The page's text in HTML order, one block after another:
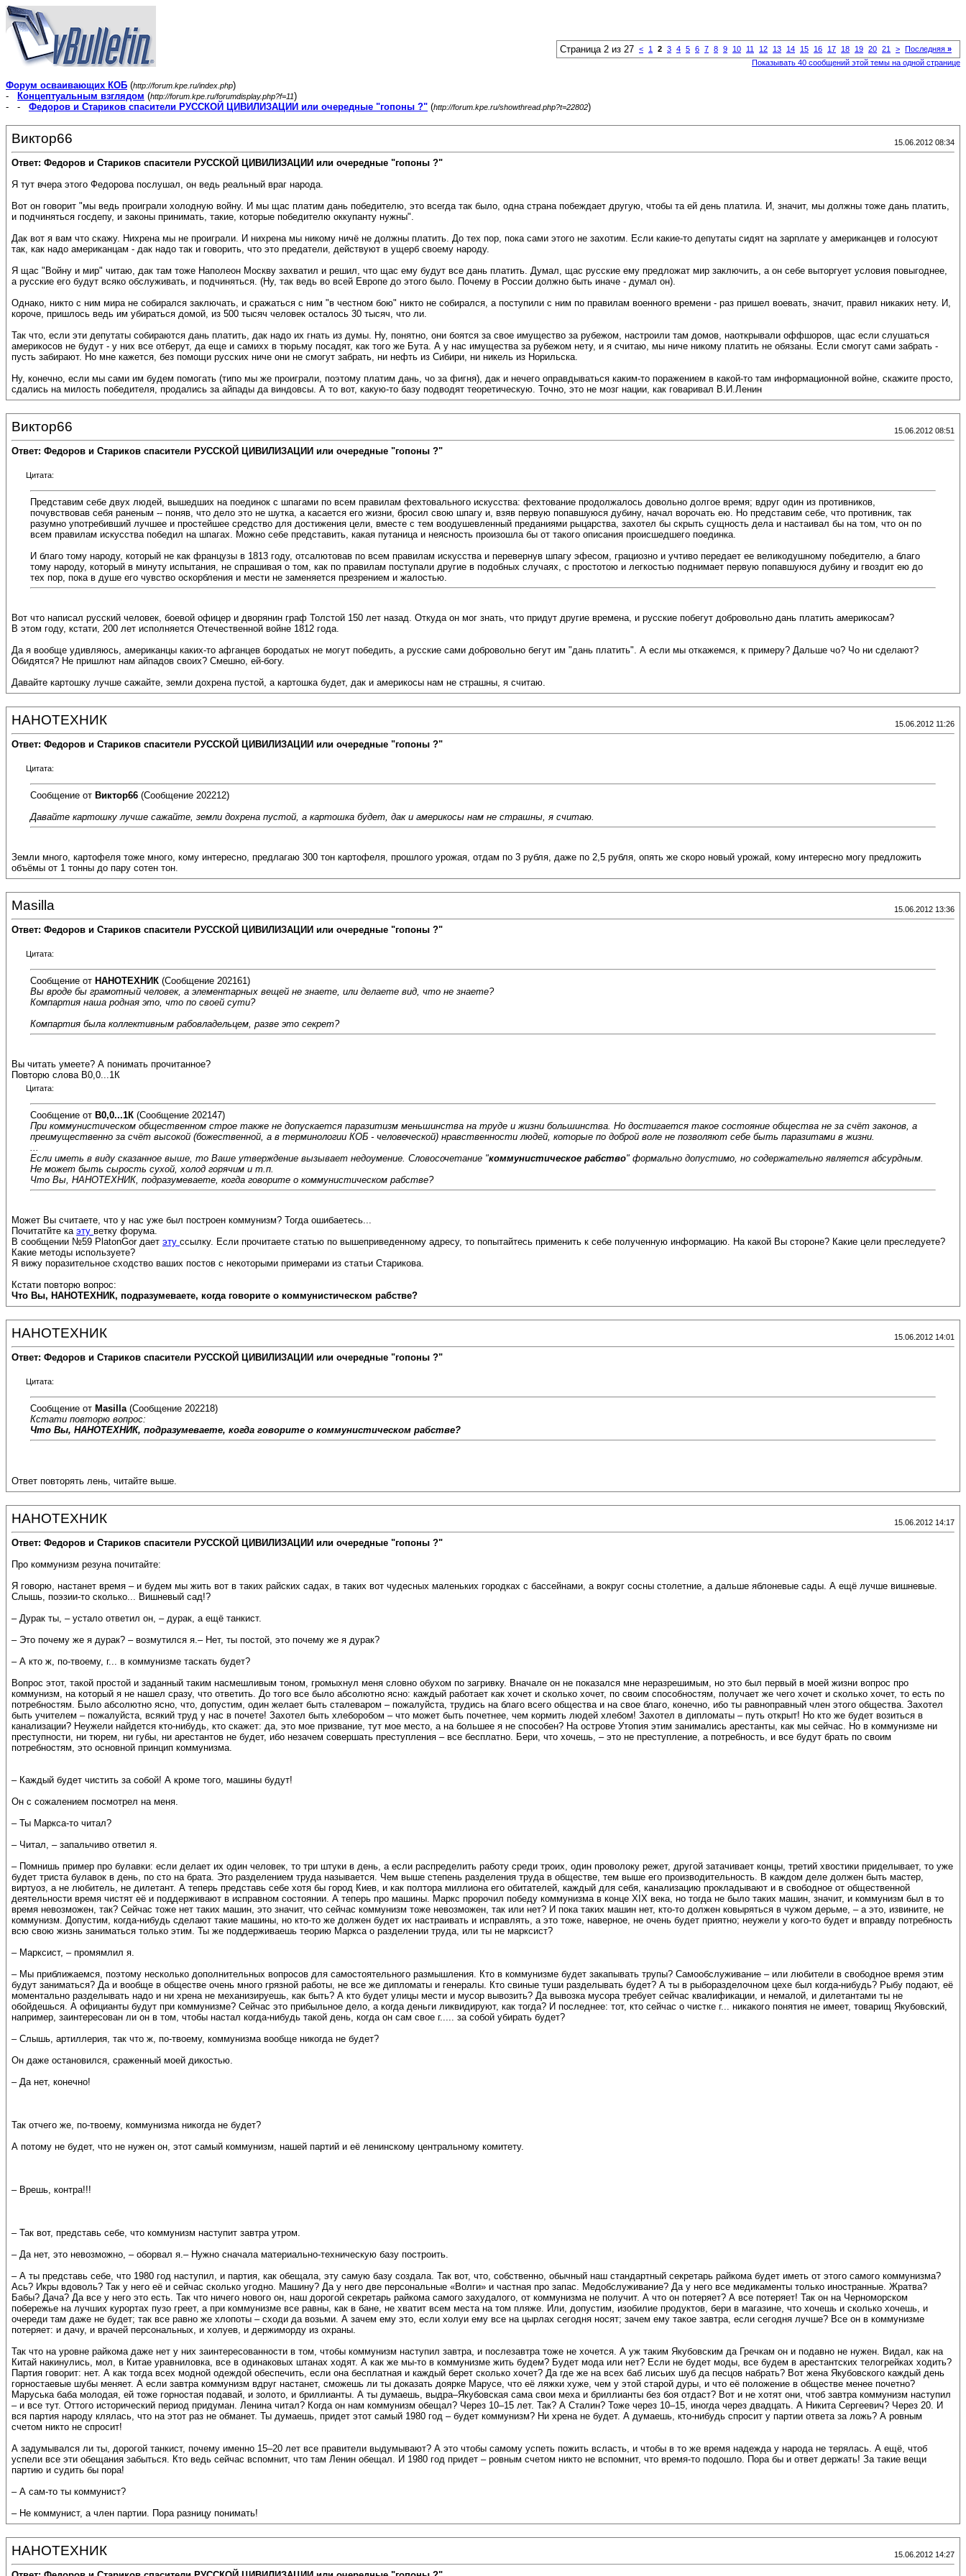
Страница 2 из 27 < 1 2 3 4 5 6 7 8 9 10 11 12 13 14 15 16 17 18 19 20 21 > Последняя »
Показывать 40 сообщений этой темы на одной странице
Форум осваивающих КОБ (http://forum.kpe.ru/index.php)
-
Концептуальным взглядом (http://forum.kpe.ru/forumdisplay.php?f=11)
- - Федоров и Стариков спасители РУССКОЙ ЦИВИЛИЗАЦИИ или очередные "гопоны ?" (http://forum.kpe.ru/showthread.php?t=22802)
Виктор66 15.06.2012 08:34
Ответ: Федоров и Стариков спасители РУССКОЙ ЦИВИЛИЗАЦИИ или очередные "гопоны ?"
Я тут вчера этого Федорова послушал, он ведь реальный враг народа.
Вот он говорит "мы ведь проиграли холодную войну. И мы щас платим дань победителю, это всегда так было, одна страна побеждает другую, чтобы та ей день платила. И, значит, мы должны тоже дань платить,
и подчиняться госдепу, и законы принимать, такие, которые победителю оккупанту нужны".
Дак вот я вам что скажу. Нихрена мы не проиграли. И нихрена мы никому ничё не должны платить. До тех пор, пока сами этого не захотим. Если какие-то депутаты сидят на зарплате у американцев и голосуют
так, как надо американцам - дак надо так и говорить, что это предатели, действуют в ущерб своему народу.
Я щас "Войну и мир" читаю, дак там тоже Наполеон Москву захватил и решил, что щас ему будут все дань платить. Думал, щас русские ему предложат мир заключить, а он себе выторгует условия повыгоднее,
а русские его будут всяко обслуживать, и подчиняться. (Ну, так ведь во всей Европе до этого было. Почему в России должно быть иначе - думал он).
Однако, никто с ним мира не собирался заключать, и сражаться с ним "в честном бою" никто не собирался, а поступили с ним по правилам военного времени - раз пришел воевать, значит, правил никаких нету. И,
короче, пришлось ведь им убираться домой, из 500 тысяч человек осталось 30 тысяч, что ли.
Так что, если эти депутаты собираются дань платить, дак надо их гнать из думы. Ну, понятно, они боятся за свое имущество за рубежом, настроили там домов, наоткрывали оффшоров, щас если слушаться
америкосов не будут - у них все отберут, да еще и самихх в тюрьму посадят, как того же Бута. А у нас имущества за рубежом нету, и я считаю, мы ниче никому платить не обязаны. Если смогут сами забрать -
пусть забирают. Но мне кажется, без помощи русских ниче они не смогут забрать, ни нефть из Сибири, ни никель из Норильска.
Ну, конечно, если мы сами им будем помогать (типо мы же проиграли, поэтому платим дань, чо за фигня), дак и нечего оправдываться каким-то поражением в какой-то там информационной войне, скажите просто,
сдались на милость победителя, продались за айпады да виндовсы. А то вот, какую-то базу подводят теоретическую. Точно, это не мозг нации, как говаривал В.И.Ленин
Виктор66 15.06.2012 08:51
Ответ: Федоров и Стариков спасители РУССКОЙ ЦИВИЛИЗАЦИИ или очередные "гопоны ?"
Цитата:
Представим себе двух людей, вышедших на поединок с шпагами по всем правилам фехтовального искусства: фехтование продолжалось довольно долгое время; вдруг один из противников,
почувствовав себя раненым -- поняв, что дело это не шутка, а касается его жизни, бросил свою шпагу и, взяв первую попавшуюся дубину, начал ворочать ею. Но представим себе, что противник, так
разумно употребивший лучшее и простейшее средство для достижения цели, вместе с тем воодушевленный преданиями рыцарства, захотел бы скрыть сущность дела и настаивал бы на том, что он по
всем правилам искусства победил на шпагах. Можно себе представить, какая путаница и неясность произошла бы от такого описания происшедшего поединка.
И благо тому народу, который не как французы в 1813 году, отсалютовав по всем правилам искусства и перевернув шпагу эфесом, грациозно и учтиво передает ее великодушному победителю, а благо
тому народу, который в минуту испытания, не спрашивая о том, как по правилам поступали другие в подобных случаях, с простотою и легкостью поднимает первую попавшуюся дубину и гвоздит ею до
тех пор, пока в душе его чувство оскорбления и мести не заменяется презрением и жалостью.
Вот что написал русский человек, боевой офицер и дворянин граф Толстой 150 лет назад. Откуда он мог знать, что придут другие времена, и русские побегут добровольно дань платить америкосам?
В этом году, кстати, 200 лет исполняется Отечественной войне 1812 года.
Да я вообще удивляюсь, американцы каких-то афганцев бородатых не могут победить, а русские сами добровольно бегут им "дань платить". А если мы откажемся, к примеру? Дальше чо? Чо ни сделают?
Обидятся? Не пришлют нам айпадов своих? Смешно, ей-богу.
Давайте картошку лучше сажайте, земли дохрена пустой, а картошка будет, дак и америкосы нам не страшны, я считаю.
НАНОТЕХНИК 15.06.2012 11:26
Ответ: Федоров и Стариков спасители РУССКОЙ ЦИВИЛИЗАЦИИ или очередные "гопоны ?"
Цитата:
Сообщение от Виктор66 (Сообщение 202212)
Давайте картошку лучше сажайте, земли дохрена пустой, а картошка будет, дак и америкосы нам не страшны, я считаю.
Земли много, картофеля тоже много, кому интересно, предлагаю 300 тон картофеля, прошлого урожая, отдам по 3 рубля, даже по 2,5 рубля, опять же скоро новый урожай, кому интересно могу предложить
объёмы от 1 тонны до пару сотен тон.
Masilla 15.06.2012 13:36
Ответ: Федоров и Стариков спасители РУССКОЙ ЦИВИЛИЗАЦИИ или очередные "гопоны ?"
Цитата:
Сообщение от НАНОТЕХНИК (Сообщение 202161)
Вы вроде бы грамотный человек, а элементарных вещей не знаете, или делаете вид, что не знаете?
Компартия наша родная это, что по своей сути?
Компартия была коллективным рабовладельцем, разве это секрет?
Вы читать умеете? А понимать прочитанное?
Повторю слова В0,0...1К
Цитата:
Сообщение от В0,0...1К (Сообщение 202147)
При коммунистическом общественном строе также не допускается паразитизм меньшинства на труде и жизни большинства. Но достигается такое состояние общества не за счёт законов, а
преимущественно за счёт высокой (божественной, а в терминологии КОБ - человеческой) нравственности людей, которые по доброй воле не позволяют себе быть паразитами в жизни.
Если иметь в виду сказанное выше, то Ваше утверждение вызывает недоумение. Словосочетание "коммунистическое рабство" формально допустимо, но содержательно является абсурдным.
Не может быть сырость сухой, холод горячим и т.п.
Что Вы, НАНОТЕХНИК, подразумеваете, когда говорите о коммунистическом рабстве?
Может Вы считаете, что у нас уже был построен коммунизм? Тогда ошибаетесь...
Почитатйте ка эту ветку форума.
В сообщении №59 PlatonGor дает эту ссылку. Если прочитаете статью по вышеприведенному адресу, то попытайтесь применить к себе полученную информацию. На какой Вы стороне? Какие цели преследуете?
Какие методы используете?
Я вижу поразительное сходство ваших постов с некоторыми примерами из статьи Старикова.
Кстати повторю вопрос:
Что Вы, НАНОТЕХНИК, подразумеваете, когда говорите о коммунистическом рабстве?
НАНОТЕХНИК 15.06.2012 14:01
Ответ: Федоров и Стариков спасители РУССКОЙ ЦИВИЛИЗАЦИИ или очередные "гопоны ?"
Цитата:
Сообщение от Masilla (Сообщение 202218)
Кстати повторю вопрос:
Что Вы, НАНОТЕХНИК, подразумеваете, когда говорите о коммунистическом рабстве?
Ответ повторять лень, читайте выше.
НАНОТЕХНИК 15.06.2012 14:17
Ответ: Федоров и Стариков спасители РУССКОЙ ЦИВИЛИЗАЦИИ или очередные "гопоны ?"
Про коммунизм резуна почитайте:
Я говорю, настанет время – и будем мы жить вот в таких райских садах, в таких вот чудесных маленьких городках с бассейнами, а вокруг сосны столетние, а дальше яблоневые сады. А ещё лучше вишневые.
Слышь, поэзии-то сколько... Вишневый сад!?
– Дурак ты, – устало ответил он, – дурак, а ещё танкист.
– Это почему же я дурак? – возмутился я.– Нет, ты постой, это почему же я дурак?
– А кто ж, по-твоему, г... в коммунизме таскать будет?
Вопрос этот, такой простой и заданный таким насмешливым тоном, громыхнул меня словно обухом по загривку. Вначале он не показался мне неразрешимым, но это был первый в моей жизни вопрос про
коммунизм, на который я не нашел сразу, что ответить. До того все было абсолютно ясно: каждый работает как хочет и сколько хочет, по своим способностям, получает же чего хочет и сколько хочет, то есть по
потребностям. Было абсолютно ясно, что, допустим, один желает быть сталеваром – пожалуйста, трудись на благо всего общества и на свое благо, конечно, ибо ты равноправный член этого общества. Захотел
быть учителем – пожалуйста, всякий труд у нас в почете! Захотел быть хлеборобом – что может быть почетнее, чем кормить людей хлебом! Захотел в дипломаты – путь открыт! Но кто же будет возиться в
канализации? Неужели найдется кто-нибудь, кто скажет: да, это мое призвание, тут мое место, а на большее я не способен? На острове Утопия этим занимались арестанты, как мы сейчас. Но в коммунизме ни
преступности, ни тюрем, ни губы, ни арестантов не будет, ибо незачем совершать преступления – все бесплатно. Бери, что хочешь, – это не преступление, а потребность, и все будут брать по своим
потребностям, это основной принцип коммунизма.
– Каждый будет чистить за собой! А кроме того, машины будут!
Он с сожалением посмотрел на меня.
– Ты Маркса-то читал?
– Читал, – запальчиво ответил я.
– Помнишь пример про булавки: если делает их один человек, то три штуки в день, а если распределить работу среди троих, один проволоку режет, другой затачивает концы, третий хвостики приделывает, то уже
будет триста булавок в день, по сто на брата. Это разделением труда называется. Чем выше степень разделения труда в обществе, тем выше его производительность. В каждом деле должен быть мастер,
виртуоз, а не любитель, не дилетант. А теперь представь себе хотя бы город Киев, и как полтора миллиона его обитателей, каждый для себя, канализацию прокладывают и в свободное от общественной
деятельности время чистят её и поддерживают в исправном состоянии. А теперь про машины. Маркс пророчил победу коммунизма в конце XIX века, но тогда не было таких машин, значит, и коммунизм был в то
время невозможен, так? Сейчас тоже нет таких машин, это значит, что сейчас коммунизм тоже невозможен, так или нет? И пока таких машин нет, кто-то должен ковыряться в чужом дерьме, – а это, извините, не
коммунизм. Допустим, когда-нибудь сделают такие машины, но кто-то же должен будет их настраивать и исправлять, а это тоже, наверное, не очень будет приятно; неужели у кого-то будет и вправду потребность
всю свою жизнь заниматься только этим. Ты же поддерживаешь теорию Маркса о разделении труда, или ты не марксист?
– Марксист, – промямлил я.
– Мы приближаемся, поэтому несколько дополнительных вопросов для самостоятельного размышления. Кто в коммунизме будет закапывать трупы? Самообслуживание – или любители в свободное время этим
будут заниматься? Да и вообще в обществе очень много грязной работы, не все же дипломаты и генералы. Кто свиные туши разделывать будет? А ты в рыборазделочном цехе был когда-нибудь? Рыбу подают, её
моментально разделывать надо и ни хрена не механизируешь, как быть? А кто будет улицы мести и мусор вывозить? Да вывозка мусора требует сейчас квалификации, и немалой, и дилетантами ты не
обойдешься. А официанты будут при коммунизме? Сейчас это прибыльное дело, а когда деньги ликвидируют, как тогда? И последнее: тот, кто сейчас о чистке г... никакого понятия не имеет, товарищ Якубовский,
например, заинтересован ли он в том, чтобы настал когда-нибудь такой день, когда он сам свое г..... за собой убирать будет?
– Слышь, артиллерия, так что ж, по-твоему, коммунизма вообще никогда не будет?
Он даже остановился, сраженный моей дикостью.
– Да нет, конечно!
Так отчего же, по-твоему, коммунизма никогда не будет?
А потому не будет, что не нужен он, этот самый коммунизм, нашей партий и её ленинскому центральному комитету.
– Врешь, контра!!!
– Так вот, представь себе, что коммунизм наступит завтра утром.
– Да нет, это невозможно, – оборвал я.– Нужно сначала материально-техническую базу построить.
– А ты представь себе, что 1980 год наступил, и партия, как обещала, эту самую базу создала. Так вот, что, собственно, обычный наш стандартный секретарь райкома будет иметь от этого самого коммунизма?
Ась? Икры вдоволь? Так у него её и сейчас сколько угодно. Машину? Да у него две персональные «Волги» и частная про запас. Медобслуживание? Да у него все медикаменты только иностранные. Жратва?
Бабы? Дача? Да все у него это есть. Так что ничего нового он, наш дорогой секретарь райкома самого захудалого, от коммунизма не получит. А что он потеряет? А все потеряет! Так он на Черноморском
побережье на лучших курортах пузо греет, а при коммунизме все равны, как в бане, не хватит всем места на том пляже. Или, допустим, изобилие продуктов, бери в магазине, что хочешь и сколько хочешь, и
очереди там даже не будет; так все равно же хлопоты – сходи да возьми. А зачем ему это, если холуи ему все на цырлах сегодня носят; зачем ему такое завтра, если сегодня лучше? Все он в коммунизме
потеряет: и дачу, и врачей персональных, и холуев, и держиморду из охраны.
Так что на уровне райкома даже нет у них заинтересованности в том, чтобы коммунизм наступил завтра, и послезавтра тоже не хочется. А уж таким Якубовским да Гречкам он и подавно не нужен. Видал, как на
Китай накинулись, мол, в Китае уравниловка, все в одинаковых штанах ходят. А как же мы-то в коммунизме жить будем? Будет мода или нет? Если не будет моды, все будем в арестантских телогрейках ходить?
Партия говорит: нет. А как тогда всех модной одеждой обеспечить, если она бесплатная и каждый берет сколько хочет? Да где же на всех баб лисьих шуб да песцов набрать? Вот жена Якубовского каждый день
горностаевые шубы меняет. А если завтра коммунизм вдруг настанет, сможешь ли ты доказать доярке Марусе, что её ляжки хуже, чем у этой старой дуры, и что её положение в обществе менее почетно?
Маруська баба молодая, ей тоже горностая подавай, и золото, и бриллианты. А ты думаешь, выдра–Якубовская сама свои меха и бриллианты без боя отдаст? Вот и не хотят они, чтоб завтра коммунизм наступил
– и все тут. Оттого исторический период придуман. Ленина читал? Когда он нам коммунизм обещал? Через 10–15 лет. Так? А Сталин? Тоже через 10–15, иногда через двадцать. А Никита Сергеевич? Через 20. И
вся партия народу клялась, что на этот раз не обманет. Ты думаешь, придет этот самый 1980 год – будет коммунизм? Ни хрена не будет. А думаешь, кто-нибудь спросит у партии ответа за ложь? А ровным
счетом никто не спросит!
А задумывался ли ты, дорогой танкист, почему именно 15–20 лет все правители выдумывают? А это чтобы самому успеть пожить всласть, и чтобы в то же время надежда у народа не терялась. А ещё, чтоб
успели все эти обещания забыться. Кто ведь сейчас вспомнит, что там Ленин обещал. И 1980 год придет – ровным счетом никто не вспомнит, что время-то подошло. Пора бы и ответ держать! За такие вещи
партию и судить бы пора!
– А сам-то ты коммунист?
– Не коммунист, а член партии. Пора разницу понимать!
НАНОТЕХНИК 15.06.2012 14:27